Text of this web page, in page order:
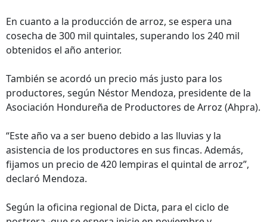
En cuanto a la producción de arroz, se espera una
cosecha de 300 mil quintales, superando los 240 mil
obtenidos el año anterior.
También se acordó un precio más justo para los
productores, según Néstor Mendoza, presidente de la
Asociación Hondureña de Productores de Arroz (Ahpra).
“Este año va a ser bueno debido a las lluvias y la
asistencia de los productores en sus fincas. Además,
fijamos un precio de 420 lempiras el quintal de arroz”,
declaró Mendoza.
Según la oficina regional de Dicta, para el ciclo de